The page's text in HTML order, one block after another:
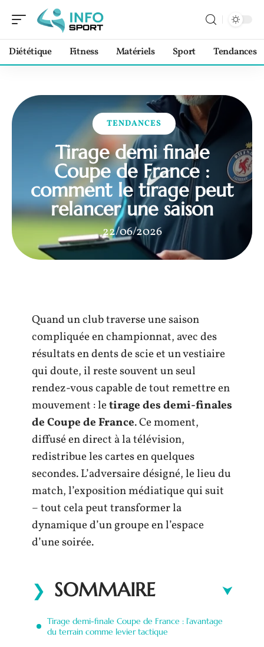
Diététique Fitness Matériels Sport Tendances
TENDANCES
Tirage demi finale
Coupe de France :
comment le tirage peut
relancer une saison
22/06/2026
Quand un club traverse une saison
compliquée en championnat, avec des
résultats en dents de scie et un vestiaire
qui doute, il reste souvent un seul
rendez-vous capable de tout remettre en
mouvement : letirage des demi-finales
de Coupe de France. Ce moment,
diffusé en direct à la télévision,
redistribue les cartes en quelques
secondes. L’adversaire désigné, le lieu du
match, l’exposition médiatique qui suit
– tout cela peut transformer la
dynamique d’un groupe en l’espace
d’une soirée.
SOMMAIRE
Tirage demi-finale Coupe de France : l’avantage
du terrain comme levier tactique